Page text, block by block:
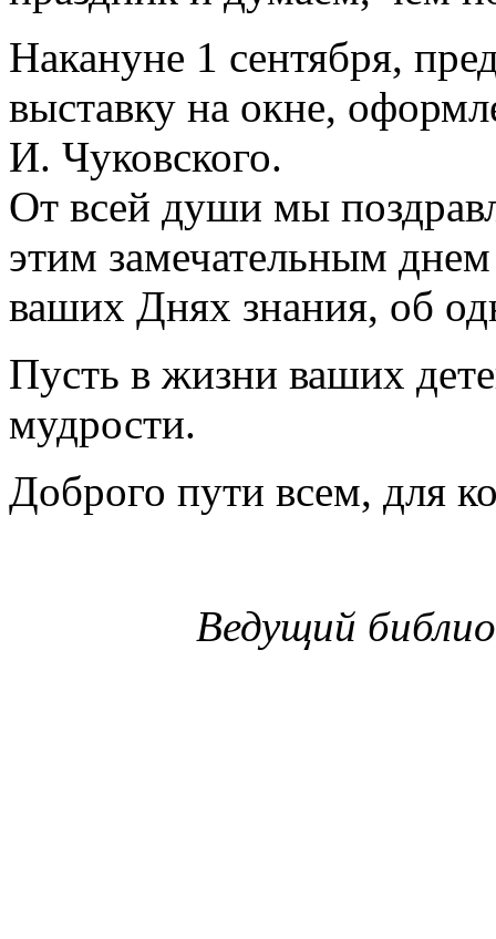
Накануне 1 сентября,
выставку на окне,
И. Чуковского.
От всей души мы
этим замечательным
ваших Днях знания, об
Пусть в жизни ваших
мудрости.
Доброго пути всем, для
Ведущий